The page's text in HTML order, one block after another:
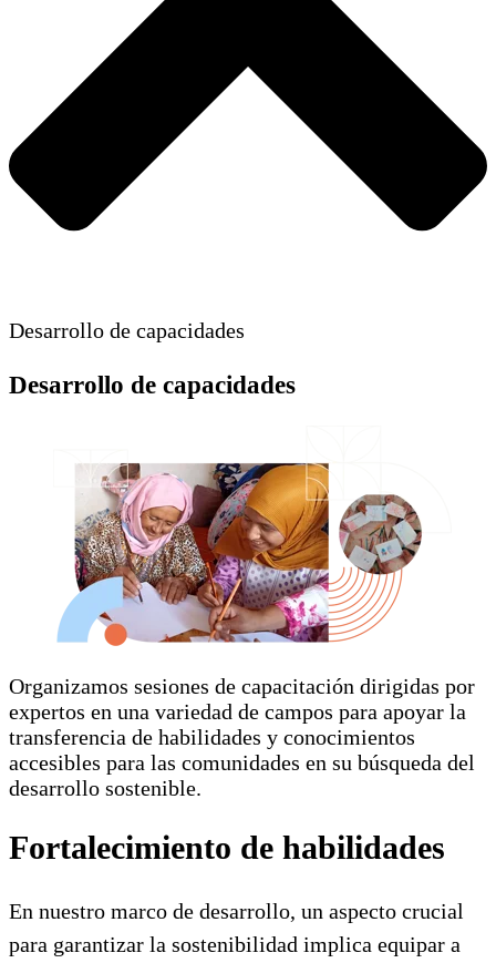
Desarrollo de capacidades
Desarrollo de capacidades
Organizamos sesiones de capacitación dirigidas por
expertos en una variedad de campos para apoyar la
transferencia de habilidades y conocimientos
accesibles para las comunidades en su búsqueda del
desarrollo sostenible.
Fortalecimiento de habilidades
En nuestro marco de desarrollo, un aspecto crucial
para garantizar la sostenibilidad implica equipar a